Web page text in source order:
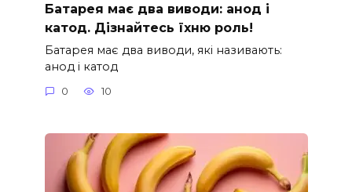
Батарея має два виводи: анод і
катод. Дізнайтесь їхню роль!
Батарея має два виводи, які називають:
анод і катод
0 10